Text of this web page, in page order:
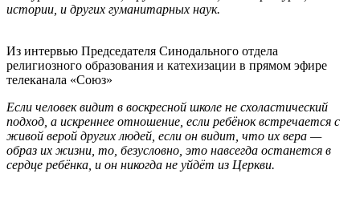
истории, и других гуманитарных наук.
Из интервью Председателя Синодального отдела
религиозного образования и катехизации в прямом эфире
телеканала «Союз»
Если человек видит в воскресной школе не схоластический
подход, а искреннее отношение, если ребёнок встречается с
живой верой других людей, если он видит, что их вера —
образ их жизни, то, безусловно, это навсегда останется в
сердце ребёнка, и он никогда не уйдёт из Церкви.